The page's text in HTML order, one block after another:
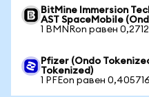
BitMine Immersion
AST SpaceMobile
1 BMNRon равен
Pfizer (Ondo
Tokenized)
1 PFEon равен